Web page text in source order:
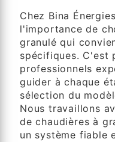
Chez Bina
l'importance de
granulé qui
spécifiques. C'est
professionnels
guider à chaque
sélection du
Nous travaillons
de chaudières à
un système fiable